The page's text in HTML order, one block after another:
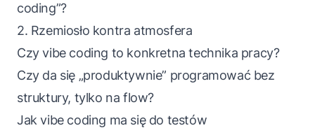
coding”?
2. Rzemiosło kontra atmosfera
Czy vibe coding to konkretna technika pracy?
Czy da się „produktywnie” programować bez
struktury, tylko na flow?
Jak vibe coding ma się do testów